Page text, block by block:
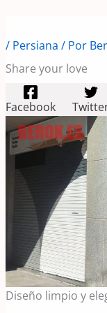
/ Persiana / Por
Share your love
Facebook
Diseño limpio y